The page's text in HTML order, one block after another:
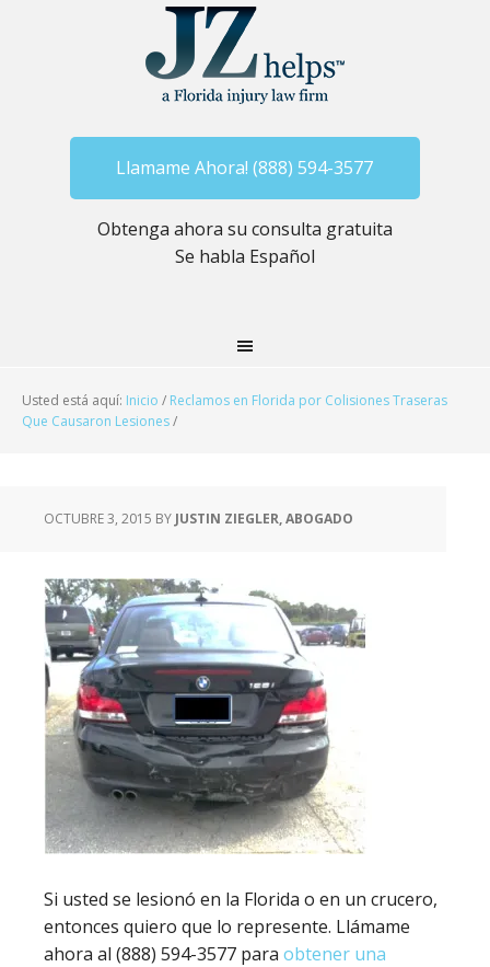
Llamame Ahora! (888) 594-3577
Obtenga ahora su consulta gratuita
Se habla Español
Usted está aquí: Inicio / Reclamos en Florida por Colisiones Traseras
Que Causaron Lesiones/
OCTUBRE 3, 2015 BY JUSTIN ZIEGLER, ABOGADO
Si usted se lesionó en la Florida o en un crucero,
entonces quiero que lo represente. Llámame
ahora al (888) 594-3577 para obtener una